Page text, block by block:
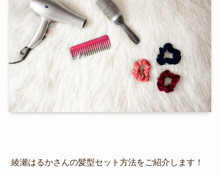
綾瀬はるかさんの髪型セット方法をご紹介します！